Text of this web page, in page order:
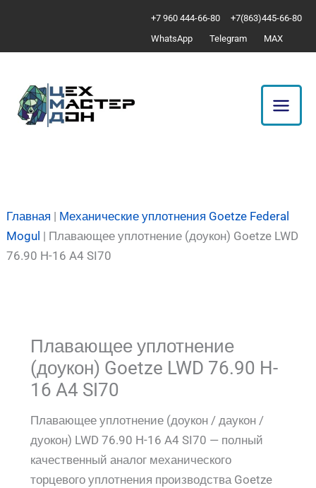
содержимому
+7 960 444-66-80
+7(863)445-66-80
WhatsApp
Telegram MAX
Главная | Механические уплотнения Goetze Federal
Mogul | Плавающее уплотнение (доукон) Goetze LWD
76.90 H-16 A4 SI70
Плавающее уплотнение
(доукон) Goetze LWD 76.90 H-
16 A4 SI70
Плавающее уплотнение (доукон / даукон /
дуокон) LWD 76.90 H-16 A4 SI70 — полный
качественный аналог механического
торцевого уплотнения производства Goetze
Плавающее
(доукон)
Goetze
LWD